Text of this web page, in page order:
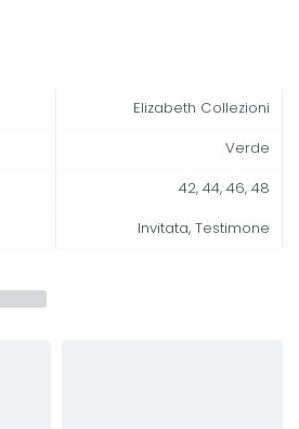
Elizabeth Collezioni
Verde
42, 44, 46, 48
Invitata, Testimone